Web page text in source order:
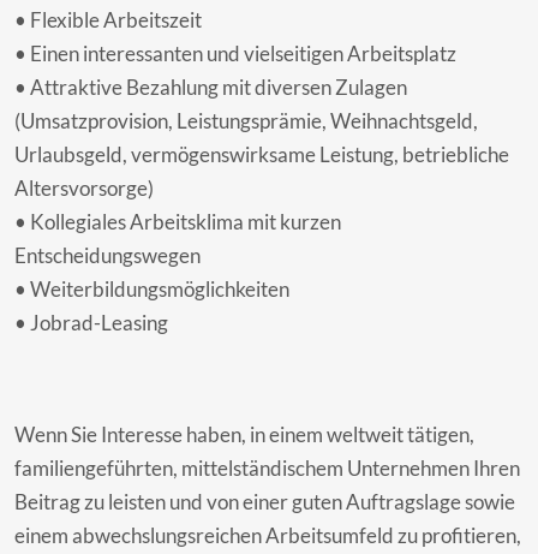
• Flexible Arbeitszeit
• Einen interessanten und vielseitigen Arbeitsplatz
• Attraktive Bezahlung mit diversen Zulagen
(Umsatzprovision, Leistungsprämie, Weihnachtsgeld,
Urlaubsgeld, vermögenswirksame Leistung, betriebliche
Altersvorsorge)
• Kollegiales Arbeitsklima mit kurzen
Entscheidungswegen
• Weiterbildungsmöglichkeiten
• Jobrad-Leasing
Wenn Sie Interesse haben, in einem weltweit tätigen,
familiengeführten, mittelständischem Unternehmen Ihren
Beitrag zu leisten und von einer guten Auftragslage sowie
einem abwechslungsreichen Arbeitsumfeld zu profitieren,